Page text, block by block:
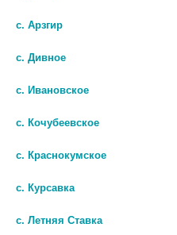
МЕСАЛАЗИН 0,5 N50 ТАБЛ
с. Арзгир
с. Дивное
с. Ивановское
с. Кочубеевское
с. Краснокумское
с. Курсавка
с. Летняя Ставка